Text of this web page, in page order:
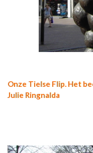
Onze Tielse Flip. Het
Julie Ringnalda